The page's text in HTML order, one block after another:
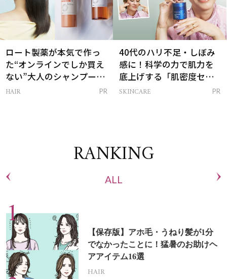
ロート製薬が本気で作っ
た“オンラインでしか買え
ない”大人のシャンプー＆
トリートメントって？
HAIR PR
40代のハリ不足・しぼみ
感に！科学の力で肌力を
底上げする「肌密度セラ
ム」
SKINCARE PR
RANKING
ALL
【保存版】アホ毛・うねり髪が1分
でなかったことに！猛暑のお助けヘ
アアイテム16選
HAIR